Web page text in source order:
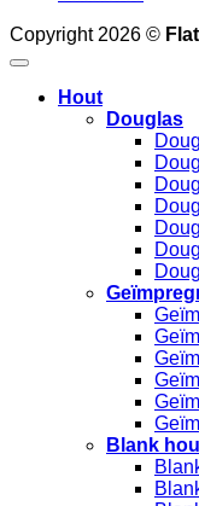
Copyright 2026 ©
Hout
Douglas
Blank